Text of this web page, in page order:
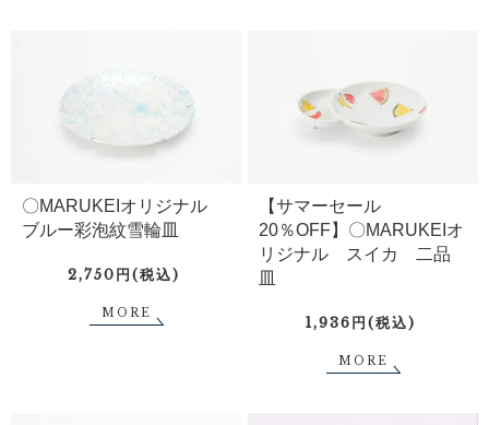
〇MARUKEIオリジナル
ブルー彩泡紋雪輪皿
2,750円(税込)
MORE
【サマーセール
20％OFF】〇MARUKEIオ
リジナル スイカ 二品
皿
1,936円(税込)
MORE